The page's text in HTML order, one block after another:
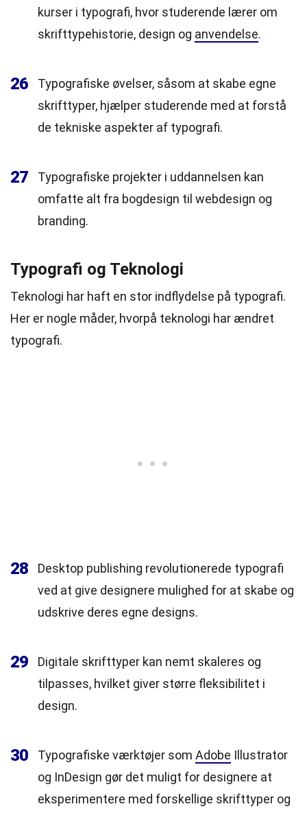
kurser i typografi, hvor studerende lærer om
skrifttypehistorie, design og anvendelse.
26
Typografiske øvelser, såsom at skabe egne
skrifttyper, hjælper studerende med at forstå
de tekniske aspekter af typografi.
27
Typografiske projekter i uddannelsen kan
omfatte alt fra bogdesign til webdesign og
branding.
Typografi og Teknologi
Teknologi har haft en stor indflydelse på typografi.
Her er nogle måder, hvorpå teknologi har ændret
typografi.
28
Desktop publishing revolutionerede typografi
ved at give designere mulighed for at skabe og
udskrive deres egne designs.
29
Digitale skrifttyper kan nemt skaleres og
tilpasses, hvilket giver større fleksibilitet i
design.
30 Typografiske værktøjer som Adobe Illustrator
og InDesign gør det muligt for designere at
eksperimentere med forskellige skrifttyper og